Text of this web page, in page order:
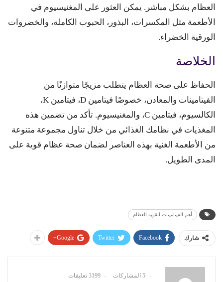
العظام بشكل مباشر. يمكن العثور على المغنيسيوم في
الأطعمة مثل المكسرات، البذور، الحبوب الكاملة، والخضروات
الورقية الخضراء.
الخلاصة
الحفاظ على صحة العظام يتطلب مزيجًا متوازنًا من
الفيتامينات والمعادن، خصوصًا فيتامين D، فيتامين K،
الكالسيوم، فيتامين C، والمغنيسيوم. تأكد من تضمين هذه
المغذيات في نظامك الغذائي من خلال تناول مجموعة متنوعة
من الأطعمة الغنية بهذه العناصر لضمان صحة عظام قوية على
المدى الطويل.
أهم الفيتامينات لتقوية العظام
شارك Facebook
Twitter
Google+
5 المشاركات 3199 تعليقات